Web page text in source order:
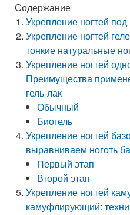
Содержание
Укрепление ногтей
Укрепление ногтей
тонкие натуральные
Укрепление ногтей
Преимущества
гель-лак
Обычный
Биогель
Укрепление ногтей
выравниваем ноготь
Первый этап
Второй этап
Укрепление ногтей
камуфлирующий: